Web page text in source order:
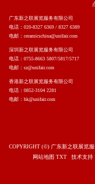
广东新之联展览服务有限公司
电话：020-8327 6369 / 8327 6389
电邮：ceramicschina@unifair.com
深圳新之联展览服务有限公司
电话：0755-8663 5807/5817/5717
电邮：sz@unifair.com
香港新之联展览服务有限公司
电话：0852-3104 2281
电邮：hk@unifair.com
COPYRIGHT (©) 广东新之联展览服
网站地图 TXT技术支持